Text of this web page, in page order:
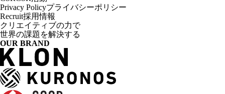
Privacy Policyプライバシーポリシー
Recruit採用情報
クリエイティブの力で
世界の課題を解決する
OUR BRAND